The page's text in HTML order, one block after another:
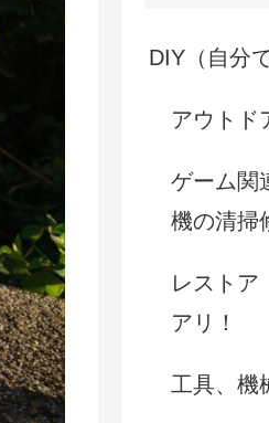
DIY（自分
アウトド
ゲーム関
機の清掃
レストア
アリ！
工具、機